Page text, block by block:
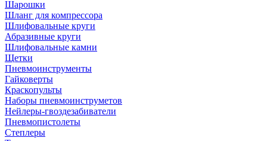
Шарошки
Шланг для компрессора
Шлифовальные круги
Абразивные круги
Шлифовальные камни
Щетки
Пневмоинструменты
Гайковерты
Краскопульты
Наборы пневмоинструметов
Нейлеры-гвоздезабиватели
Пневмопистолеты
Степлеры